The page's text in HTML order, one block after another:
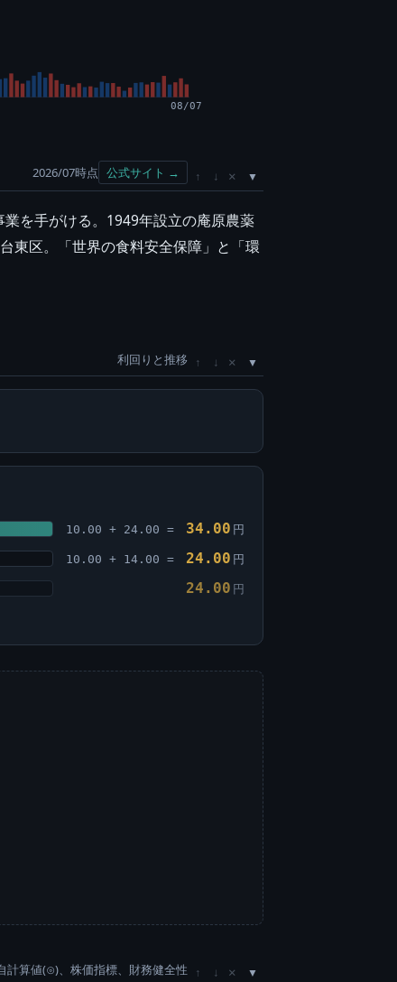
08/07
2026/07時点 公式サイト → ↑ ↓ ×
を手がける。1949年設立の庵原農薬
東区。「世界の食料安全保障」と「環
利回りと推移 ↑ ↓ ×
10.00 + 24.00 = 34.00 円
10.00 + 14.00 = 24.00 円
24.00 円
計算値(⊙)、株価指標、財務健全性 ↑ ↓ ×